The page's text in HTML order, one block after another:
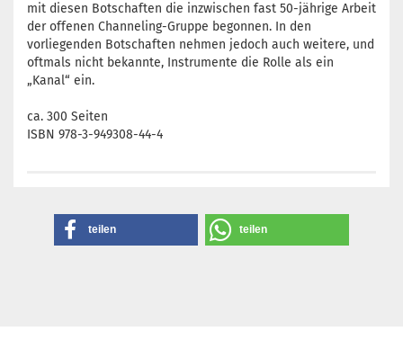
mit diesen Botschaften die inzwischen fast 50-jährige Arbeit
der offenen Channeling-Gruppe begonnen. In den
vorliegenden Botschaften nehmen jedoch auch weitere, und
oftmals nicht bekannte, Instrumente die Rolle als ein
„Kanal“ ein.
ca. 300 Seiten
ISBN 978-3-949308-44-4
teilen teilen